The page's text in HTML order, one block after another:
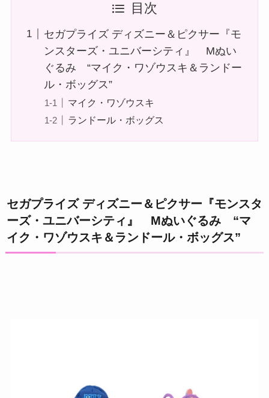
目次
セガプライズ ディズニー＆ピクサー『モ
ンスターズ・ユニバーシティ』 Mぬい
ぐるみ “マイク・ワゾウスキ＆ランドー
ル・ボッグス”
マイク・ワゾウスキ
ランドール・ボッグス
セガプライズ ディズニー＆ピクサー『モンスタ
ーズ・ユニバーシティ』 Mぬいぐるみ “マ
イク・ワゾウスキ＆ランドール・ボッグス”